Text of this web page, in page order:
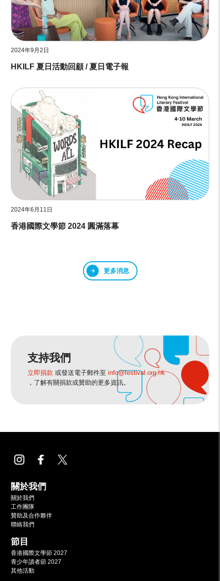
2024年9月2日
HKILF 夏日活動回顧 / 夏日電子報
2024年6月11日
香港國際文學節 2024 圓滿落幕
更多消息
支持我們
立即捐款 或發送電子郵件至 info@festival.org.hk
，了解有關捐款或贊助的更多資訊。
關於我們
關於我們
工作團隊
贊助及合作夥伴
聯絡我們
節目
香港國際文學節 2027
青少年讀者節 2027
其他活動